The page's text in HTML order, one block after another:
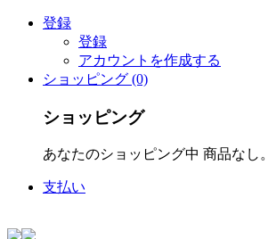
登録
登録
アカウントを作成する
ショッピング (0)
ショッピング
あなたのショッピング中 商品なし。
支払い